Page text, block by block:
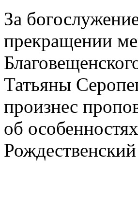
За
прекращении
Татьяны
произнес
об